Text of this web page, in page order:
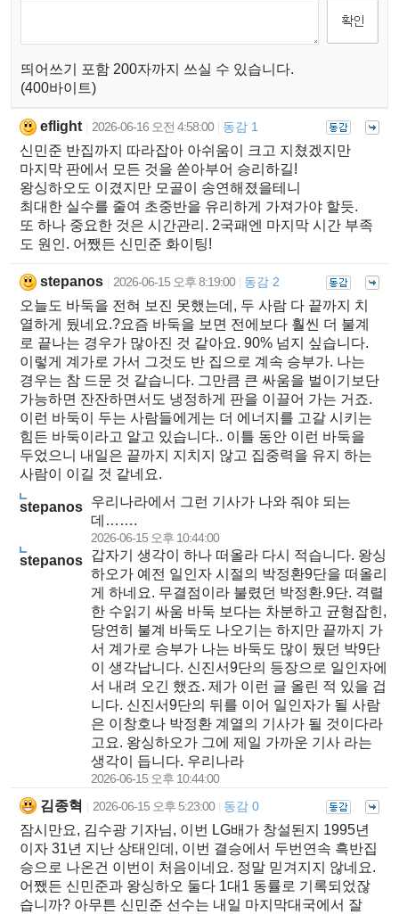
띄어쓰기 포함 200자까지 쓰실 수 있습니다.
(400바이트)
eflight 2026-06-16 오전 4:58:00 동감 1
신민준 반집까지 따라잡아 아쉬움이 크고 지쳤겠지만
마지막 판에서 모든 것을 쏟아부어 승리하길!
왕싱하오도 이겼지만 모골이 송연해졌을테니
최대한 실수를 줄여 초중반을 유리하게 가져가야 할듯.
또 하나 중요한 것은 시간관리. 2국패엔 마지막 시간 부족
도 원인. 어쨌든 신민준 화이팅!
stepanos 2026-06-15 오후 8:19:00 동감 2
오늘도 바둑을 전혀 보진 못했는데, 두 사람 다 끝까지 치
열하게 뒀네요.?요즘 바둑을 보면 전에보다 훨씬 더 불계
로 끝나는 경우가 많아진 것 같아요. 90% 넘지 싶습니다.
이렇게 계가로 가서 그것도 반 집으로 계속 승부가. 나는
경우는 참 드문 것 같습니다. 그만큼 큰 싸움을 벌이기보단
가능하면 잔잔하면서도 냉정하게 판을 이끌어 가는 거죠.
이런 바둑이 두는 사람들에게는 더 에너지를 고갈 시키는
힘든 바둑이라고 알고 있습니다.. 이틀 동안 이런 바둑을
두었으니 내일은 끝까지 지치지 않고 집중력을 유지 하는
사람이 이길 것 같네요.
stepanos 우리나라에서 그런 기사가 나와 줘야 되는
데…….
2026-06-15 오후 10:44:00
stepanos 갑자기 생각이 하나 떠올라 다시 적습니다. 왕싱
하오가 예전 일인자 시절의 박정환9단을 떠올리
게 하네요. 무결점이라 불렸던 박정환.9단. 격렬
한 수읽기 싸움 바둑 보다는 차분하고 균형잡힌,
당연히 불계 바둑도 나오기는 하지만 끝까지 가
서 계가로 승부가 나는 바둑도 많이 뒀던 박9단
이 생각납니다. 신진서9단의 등장으로 일인자에
서 내려 오긴 했죠. 제가 이런 글 올린 적 있을 겁
니다. 신진서9단의 뒤를 이어 일인자가 될 사람
은 이창호나 박정환 계열의 기사가 될 것이다라
고요. 왕싱하오가 그에 제일 가까운 기사 라는
생각이 듭니다. 우리나라
2026-06-15 오후 10:44:00
김종혁 2026-06-15 오후 5:23:00 동감 0
잠시만요, 김수광 기자님, 이번 LG배가 창설된지 1995년
이자 31년 지난 상태인데, 이번 결승에서 두번연속 흑반집
승으로 나온건 이번이 처음이네요. 정말 믿겨지지 않네요.
어쨌든 신민준과 왕싱하오 둘다 1대1 동률로 기록되었잖
습니까? 아무튼 신민준 선수는 내일 마지막대국에서 잘